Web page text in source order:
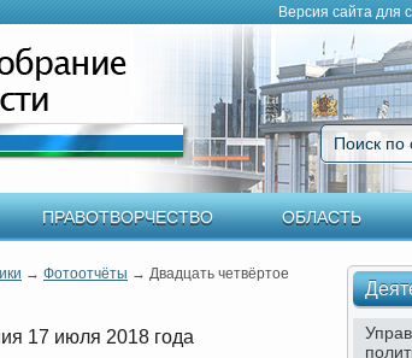
Версия сайта для
Поиск по
ПРАВОТВОРЧЕСТВО ОБЛАСТЬ
→ Фотоотчёты → Двадцать четвёртое
17 июля 2018 года